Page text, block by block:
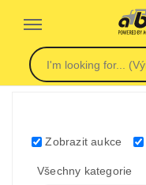
Zobrazit aukce
Všechny kategorie